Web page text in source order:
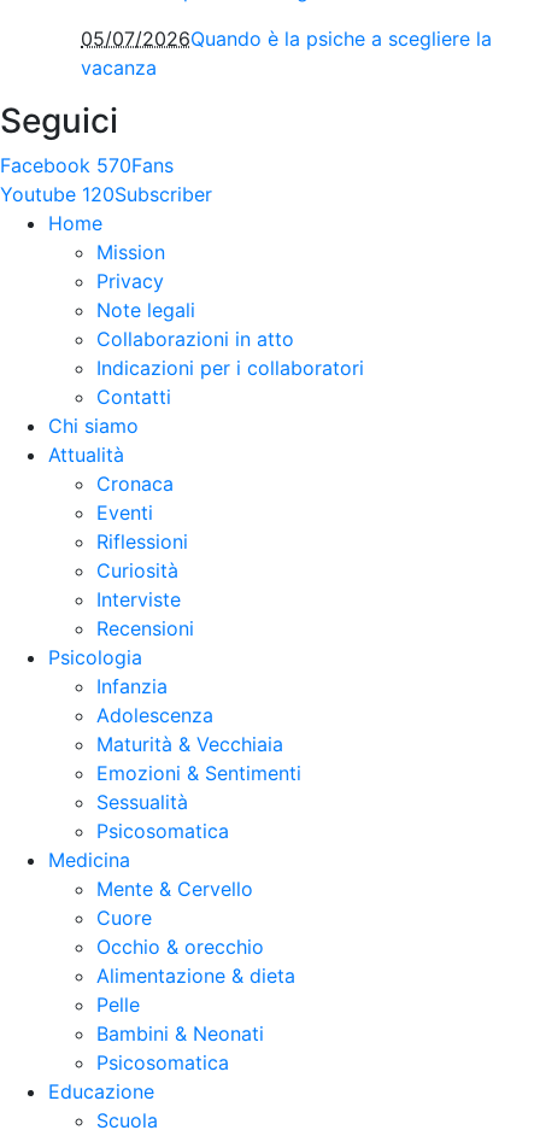
05/07/2026Quando è la psiche a scegliere la
vacanza
Seguici
Facebook 570Fans
Youtube 120Subscriber
Home
Mission
Privacy
Note legali
Collaborazioni in atto
Indicazioni per i collaboratori
Contatti
Chi siamo
Attualità
Cronaca
Eventi
Riflessioni
Curiosità
Interviste
Recensioni
Psicologia
Infanzia
Adolescenza
Maturità & Vecchiaia
Emozioni & Sentimenti
Sessualità
Psicosomatica
Medicina
Mente & Cervello
Cuore
Occhio & orecchio
Alimentazione & dieta
Pelle
Bambini & Neonati
Psicosomatica
Educazione
Scuola